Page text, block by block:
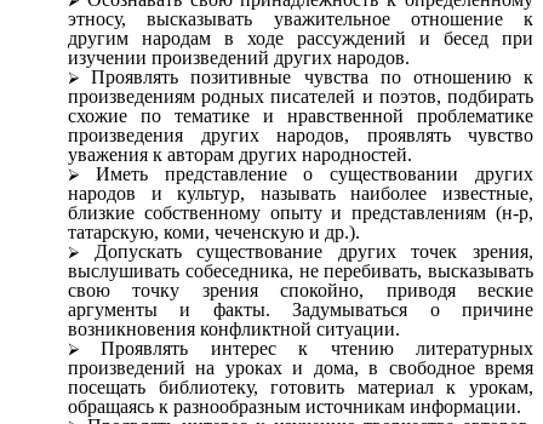
этносу, высказывать уважительное отношение к
другим народам в ходе рассуждений и бесед при
изучении произведений других народов.
Проявлять позитивные чувства по отношению к
произведениям родных писателей и поэтов, подбирать
схожие по тематике и нравственной проблематике
произведения других народов, проявлять чувство
уважения к авторам других народностей.
Иметь представление о существовании других
народов и культур, называть наиболее известные,
близкие собственному опыту и представлениям (н-р,
татарскую, коми, чеченскую и др.).
Допускать существование других точек зрения,
выслушивать собеседника, не перебивать, высказывать
свою точку зрения спокойно, приводя веские
аргументы и факты. Задумываться о причине
возникновения конфликтной ситуации.
Проявлять интерес к чтению литературных
произведений на уроках и дома, в свободное время
посещать библиотеку, готовить материал к урокам,
обращаясь к разнообразным источникам информации.